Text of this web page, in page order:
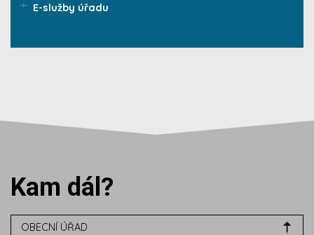
E-služby úřadu
Kam dál?
OBECNÍ ÚŘAD